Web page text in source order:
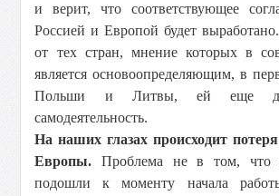
и верит, что соответствующее
Россией и Европой будет
от тех стран, мнение которых в
является основоопределяющим, в
Польши и Литвы, ей еще
самодеятельность.
На наших глазах происходит потеря
Европы. Проблема не в том,
подошли к моменту начала